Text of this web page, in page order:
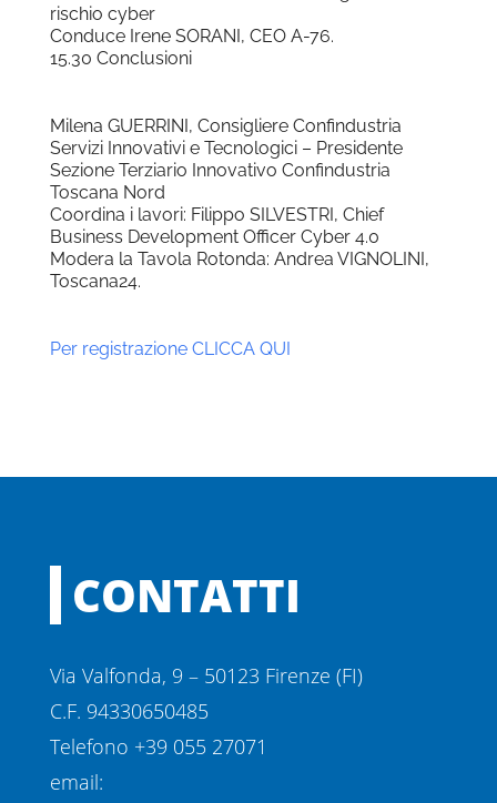
rischio cyber
Conduce Irene SORANI, CEO A-76.
15.30 Conclusioni
Milena GUERRINI, Consigliere Confindustria
Servizi Innovativi e Tecnologici – Presidente
Sezione Terziario Innovativo Confindustria
Toscana Nord
Coordina i lavori: Filippo SILVESTRI, Chief
Business Development Officer Cyber 4.0
Modera la Tavola Rotonda: Andrea VIGNOLINI,
Toscana24.
Per registrazione CLICCA QUI
CONTATTI
Via Valfonda, 9 – 50123 Firenze (FI)
C.F. 94330650485
Telefono +39 055 27071
email: